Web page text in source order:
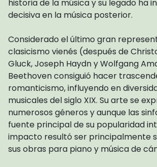
historia de la música y su legado ha
decisiva en la música posterior.
Considerado el último gran
clasicismo vienés (después de
Gluck, Joseph Haydn y Wolfgang
Beethoven consiguió hacer
romanticismo, influyendo en
musicales del siglo XIX. Su arte se
numerosos géneros y aunque las
fuente principal de su popularidad
impacto resultó ser principalmente
sus obras para piano y música de